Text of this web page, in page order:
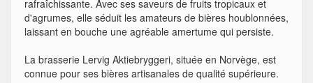
rafraîchissante. Avec ses saveurs de fruits tropicaux et
d'agrumes, elle séduit les amateurs de bières houblonnées,
laissant en bouche une agréable amertume qui persiste.
La brasserie Lervig Aktiebryggeri, située en Norvège, est
connue pour ses bières artisanales de qualité supérieure.